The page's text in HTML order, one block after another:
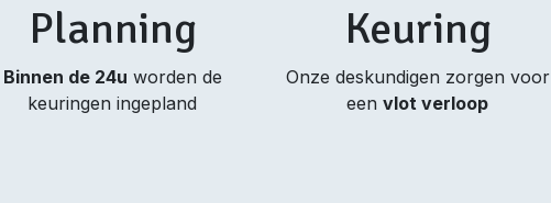
Planning
Binnen de 24u worden de
keuringen ingepland
Keuring
Onze deskundigen zorgen voor
eenvlot verloop